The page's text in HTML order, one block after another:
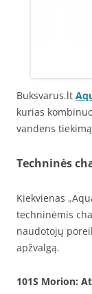
Buksvarus.lt
kurias
vandens
Techninės
Kiekvienas
techninėmis
naudotojų
apžvalgą.
101S Morion: